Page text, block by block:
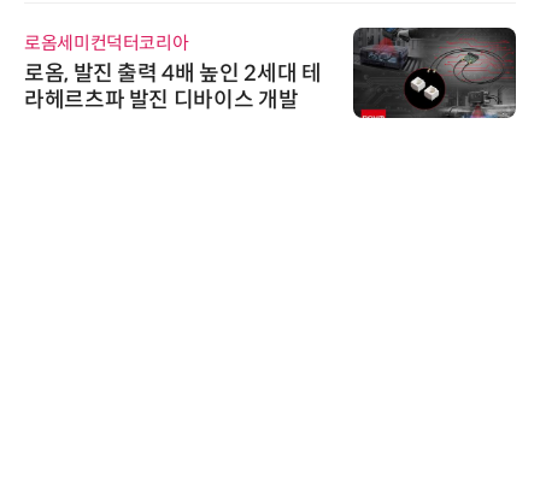
로옴세미컨덕터코리아
로옴, 발진 출력 4배 높인 2세대 테
라헤르츠파 발진 디바이스 개발